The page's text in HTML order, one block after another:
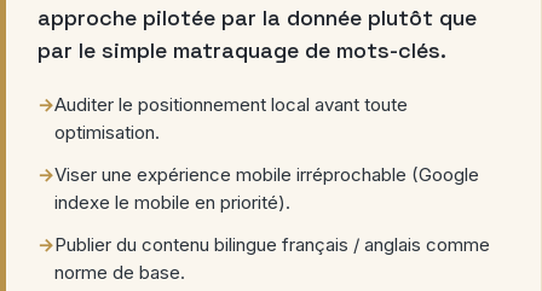
approche pilotée par la donnée plutôt que
par le simple matraquage de mots-clés.
→Auditer le positionnement local avant toute
optimisation.
→Viser une expérience mobile irréprochable (Google
indexe le mobile en priorité).
→Publier du contenu bilingue français / anglais comme
norme de base.